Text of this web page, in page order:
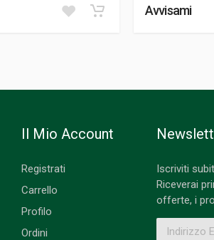
Avvisami
Il Mio Account
Registrati
Carrello
Profilo
Ordini
Iscriviti
Riceverai
offerte, i
Indirizzo